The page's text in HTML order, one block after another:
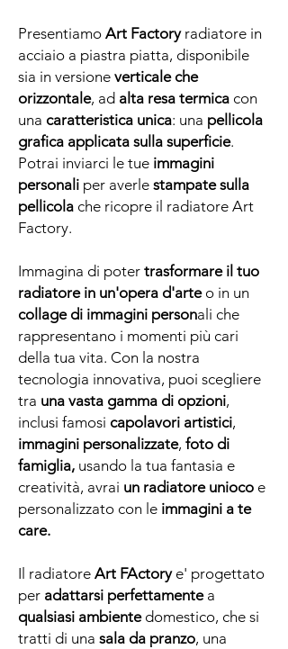
Presentiamo Art Factory radiatore in
acciaio a piastra piatta, disponibile
sia in versione verticale che
orizzontale, ad alta resa termica con
una caratteristica unica: una pellicola
grafica applicata sulla superficie.
Potrai inviarci le tue immagini
personali per averle stampate sulla
pellicola che ricopre il radiatore Art
Factory.
Immagina di poter trasformare il tuo
radiatore in un'opera d'arte o in un
collage di immagini personali che
rappresentano i momenti più cari
della tua vita. Con la nostra
tecnologia innovativa, puoi scegliere
tra una vasta gamma di opzioni,
inclusi famosi capolavori artistici,
immagini personalizzate, foto di
famiglia, usando la tua fantasia e
creatività, avrai un radiatore unioco e
personalizzato con le immagini a te
care.
Il radiatore Art FActory e' progettato
per adattarsi perfettamentea
qualsiasi ambiente domestico, che si
tratti di una sala da pranzo, una